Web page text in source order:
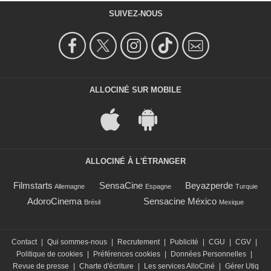
SUIVEZ-NOUS
ALLOCINÉ SUR MOBILE
ALLOCINÉ À L'ÉTRANGER
Filmstarts Allemagne SensaCine Espagne Beyazperde Turquie
AdoroCinema Brésil Sensacine México Mexique
Contact Qui sommes-nous Recrutement Publicité CGU CGV
Politique de cookies
Préférences cookies Données Personnelles
Revue de presse
Charte d'écriture Les services AlloCiné Gérer Utiq